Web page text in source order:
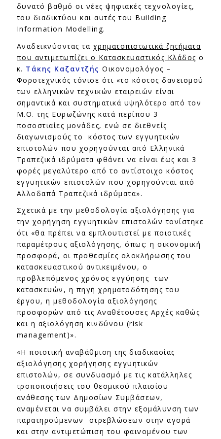
δυνατό βαθμό οι νέες ψηφιακές τεχνολογίες,
του διαδικτύου και αυτές του Building
Information Modelling.
Αναδεικνύοντας τα χρηματοπιστωτικά ζητήματα
που αντιμετωπίζει ο Κατασκευαστικός Κλάδος ο
κ. Τάκης Καζαντζής Οικονομολόγος –
Φοροτεχνικός τόνισε ότι «το κόστος δανεισμού
των ελληνικών τεχνικών εταιρειών είναι
σημαντικά και συστηματικά υψηλότερο από τον
Μ.Ο. της Ευρωζώνης κατά περίπου 3
ποσοστιαίες μονάδες, ενώ σε διεθνείς
διαγωνισμούς το κόστος των εγγυητικών
επιστολών που χορηγούνται από Ελληνικά
Τραπεζικά ιδρύματα φθάνει να είναι έως και 3
φορές μεγαλύτερο από το αντίστοιχο κόστος
εγγυητικών επιστολών που χορηγούνται από
Αλλοδαπά Τραπεζικά ιδρύματα».
Σχετικά με την μεθοδολογία αξιολόγησης για
την χορήγηση εγγυητικών επιστολών τονίστηκε
ότι «θα πρέπει να εμπλουτιστεί με ποιοτικές
παραμέτρους αξιολόγησης, όπως: η οικονομική
προσφορά, οι προθεσμίες ολοκλήρωσης του
κατασκευαστικού αντικειμένου, ο
προβλεπόμενος χρόνος εγγύησης των
κατασκευών, η πηγή χρηματοδότησης του
έργου, η μεθοδολογία αξιολόγησης
προσφορών από τις Αναθέτουσες Αρχές καθώς
και η αξιολόγηση κινδύνου (risk
management)».
«Η ποιοτική αναβάθμιση της διαδικασίας
αξιολόγησης χορήγησης εγγυητικών
επιστολών, σε συνδυασμό με τις κατάλληλες
τροποποιήσεις του θεσμικού πλαισίου
ανάθεσης των Δημοσίων Συμβάσεων,
αναμένεται να συμβάλει στην εξομάλυνση των
παρατηρούμενων στρεβλώσεων στην αγορά
και στην αντιμετώπιση του φαινομένου των